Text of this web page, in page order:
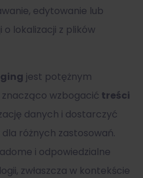
edytowanie lub
lokalizacji z plików
jest potężnym
wzbogacić treści
danych i dostarczyć
różnych zastosowań.
i odpowiedzialne
zwłaszcza w kontekście